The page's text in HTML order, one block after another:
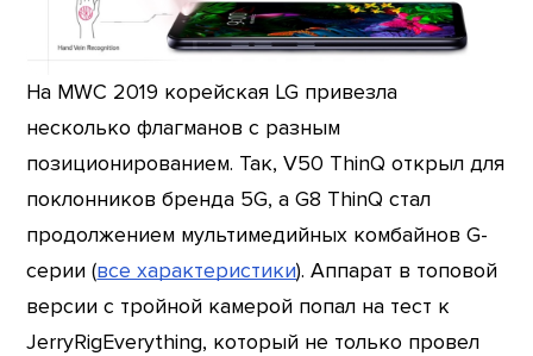
На MWC 2019 корейская LG привезла
несколько флагманов с разным
позиционированием. Так, V50 ThinQ открыл для
поклонников бренда 5G, а G8 ThinQ стал
продолжением мультимедийных комбайнов G-
серии (все характеристики). Аппарат в топовой
версии с тройной камерой попал на тест к
JerryRigEverything, который не только провел